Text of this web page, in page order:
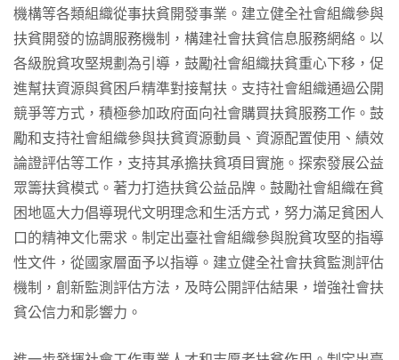
機構等各類組織從事扶貧開發事業。建立健全社會組織參與
扶貧開發的協調服務機制，構建社會扶貧信息服務網絡。以
各級脫貧攻堅規劃為引導，鼓勵社會組織扶貧重心下移，促
進幫扶資源與貧困戶精準對接幫扶。支持社會組織通過公開
競爭等方式，積極參加政府面向社會購買扶貧服務工作。鼓
勵和支持社會組織參與扶貧資源動員、資源配置使用、績效
論證評估等工作，支持其承擔扶貧項目實施。探索發展公益
眾籌扶貧模式。著力打造扶貧公益品牌。鼓勵社會組織在貧
困地區大力倡導現代文明理念和生活方式，努力滿足貧困人
口的精神文化需求。制定出臺社會組織參與脫貧攻堅的指導
性文件，從國家層面予以指導。建立健全社會扶貧監測評估
機制，創新監測評估方法，及時公開評估結果，增強社會扶
貧公信力和影響力。